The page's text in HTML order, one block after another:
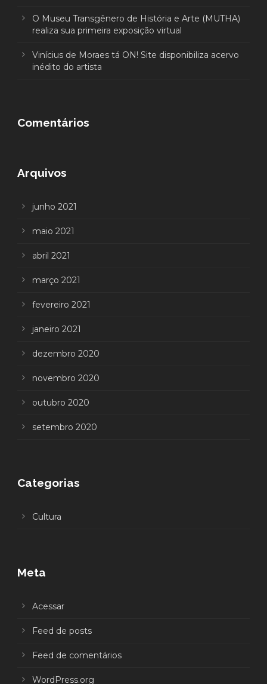
O Museu Transgênero de História e Arte (MUTHA)
realiza sua primeira exposição virtual
Vinícius de Moraes tá ON! Site disponibiliza acervo
inédito do artista
Comentários
Arquivos
junho 2021
maio 2021
abril 2021
março 2021
fevereiro 2021
janeiro 2021
dezembro 2020
novembro 2020
outubro 2020
setembro 2020
Categorias
Cultura
Meta
Acessar
Feed de posts
Feed de comentários
WordPress.org